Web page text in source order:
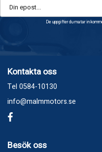
De uppgifter du matar in
Kontakta oss
Tel 0584-10130
info@malmmotors.se
Besök oss